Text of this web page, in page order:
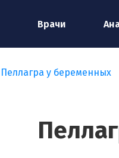
Врачи
Пеллагра у беременных